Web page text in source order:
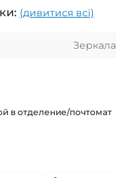
(дивитися всі)
Зеркала
в отделение/почтомат